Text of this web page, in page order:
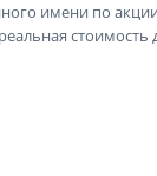
имени по